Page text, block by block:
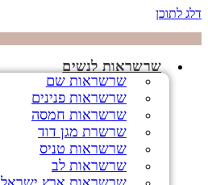
דלג לתוכן
שרשראות לנשים
שרשראות שם
שרשראות פנינים
שרשראות חמסה
שרשרת מגן דוד
שרשראות טניס
שרשראות לב